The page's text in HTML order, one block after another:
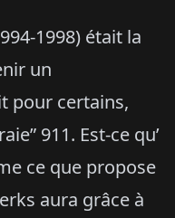
1998) était la
un
pour certains,
911. Est-ce qu’
ce que propose
aura grâce à